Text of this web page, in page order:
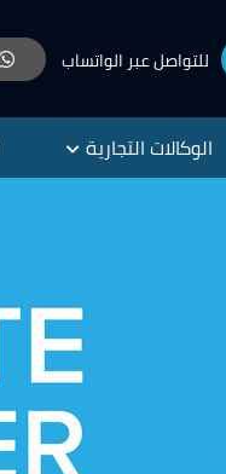
للتواصل عبر الواتساب
الوكالات التجارية